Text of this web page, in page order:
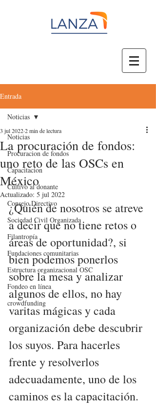
Entrada
Noticias
Procuracion de fondos
Capacitacion
Cultivo al donante
Consejo Directivo
Sociedad Civil Organizada
Filantropía
Fundaciones comunitarias
Estructura organizacional OSC
Fondeo en línea
crowdfunding
Noticias
La procuración de fondos:
uno reto de las OSCs en
México
3 jul 20222 min de lectura
Actualizado: 5 jul 2022
¿Quién de nosotros se atreve
a decir que no tiene retos o
áreas de oportunidad?, si
bien podemos ponerlos
sobre la mesa y analizar
algunos de ellos, no hay
varitas mágicas y cada
organización debe descubrir
los suyos. Para hacerles
frente y resolverlos
adecuadamente, uno de los
caminos es la capacitación.